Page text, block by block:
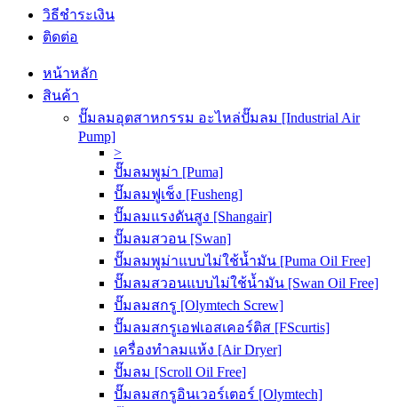
วิธีชำระเงิน
ติดต่อ
หน้าหลัก
สินค้า
ปั๊มลมอุตสาหกรรม อะไหล่ปั๊มลม [Industrial Air
Pump]
>
ปั๊มลมพูม่า [Puma]
ปั๊มลมฟูเช็ง [Fusheng]
ปั๊มลมแรงดันสูง [Shangair]
ปั๊มลมสวอน [Swan]
ปั๊มลมพูม่าแบบไม่ใช้น้ำมัน [Puma Oil Free]
ปั๊มลมสวอนแบบไม่ใช้น้ำมัน [Swan Oil Free]
ปั๊มลมสกรู [Olymtech Screw]
ปั๊มลมสกรูเอฟเอสเคอร์ติส [FScurtis]
เครื่องทำลมแห้ง [Air Dryer]
ปั๊มลม [Scroll Oil Free]
ปั๊มลมสกรูอินเวอร์เตอร์ [Olymtech]